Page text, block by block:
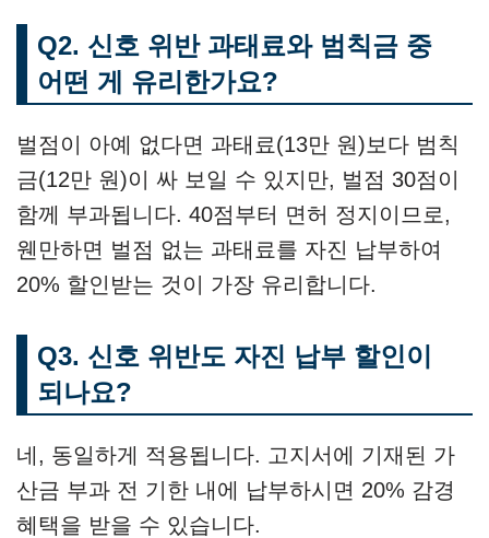
Q2. 신호 위반 과태료와 범칙금 중
어떤 게 유리한가요?
벌점이 아예 없다면 과태료(13만 원)보다 범칙
금(12만 원)이 싸 보일 수 있지만, 벌점 30점이
함께 부과됩니다. 40점부터 면허 정지이므로,
웬만하면 벌점 없는 과태료를 자진 납부하여
20% 할인받는 것이 가장 유리합니다.
Q3. 신호 위반도 자진 납부 할인이
되나요?
네, 동일하게 적용됩니다. 고지서에 기재된 가
산금 부과 전 기한 내에 납부하시면 20% 감경
혜택을 받을 수 있습니다.